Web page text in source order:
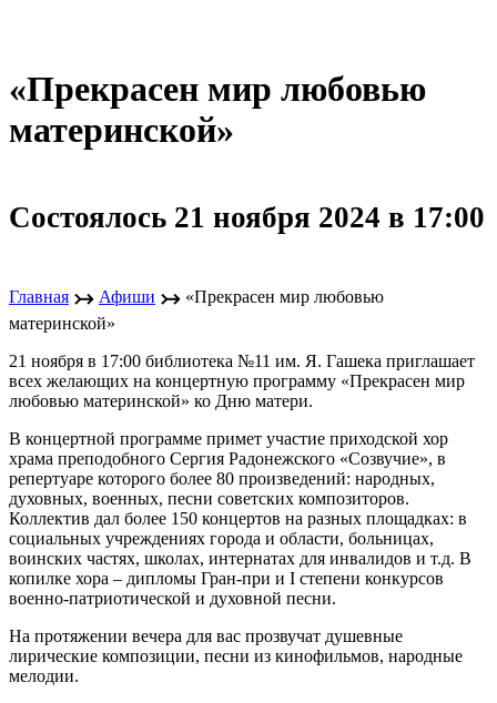
«Прекрасен мир любовью
материнской»
Состоялось 21 ноября 2024 в 17:00
Главная ↣ Афиши ↣ «Прекрасен мир любовью
материнской»
21 ноября в 17:00 библиотека №11 им. Я. Гашека приглашает
всех желающих на концертную программу «Прекрасен мир
любовью материнской» ко Дню матери.
В концертной программе примет участие приходской хор
храма преподобного Сергия Радонежского «Созвучие», в
репертуаре которого более 80 произведений: народных,
духовных, военных, песни советских композиторов.
Коллектив дал более 150 концертов на разных площадках: в
социальных учреждениях города и области, больницах,
воинских частях, школах, интернатах для инвалидов и т.д. В
копилке хора – дипломы Гран-при и I степени конкурсов
военно-патриотической и духовной песни.
На протяжении вечера для вас прозвучат душевные
лирические композиции, песни из кинофильмов, народные
мелодии.